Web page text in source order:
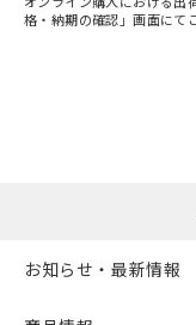
格・納期の確認」画面にて
お知らせ・最新情報